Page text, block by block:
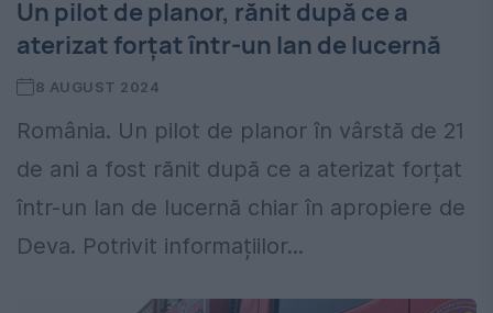
Un pilot de planor, rănit după ce a
aterizat forțat într-un lan de lucernă
8 AUGUST 2024
România. Un pilot de planor în vârstă de 21
de ani a fost rănit după ce a aterizat forțat
într-un lan de lucernă chiar în apropiere de
Deva. Potrivit informațiilor...